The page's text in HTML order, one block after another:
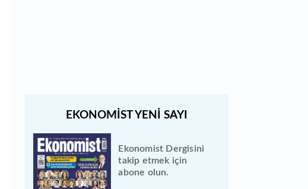
Ekonomist Dergisini
takip etmek için
abone olun.